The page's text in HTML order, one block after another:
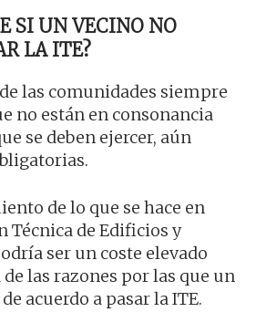
SI UN VECINO NO
LA ITE?
las comunidades siempre
no están en consonancia
se deben ejercer, aún
de lo que se hace en
Técnica de Edificios y
ser un coste elevado
las razones por las que un
acuerdo a pasar la ITE.